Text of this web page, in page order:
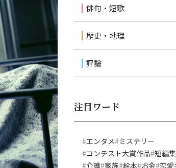
俳句・短歌
歴史・地理
評論
注目ワード
エンタメ ミステリー
コンテスト大賞作品 短編集
介護 家族 絵本 お金 恋愛